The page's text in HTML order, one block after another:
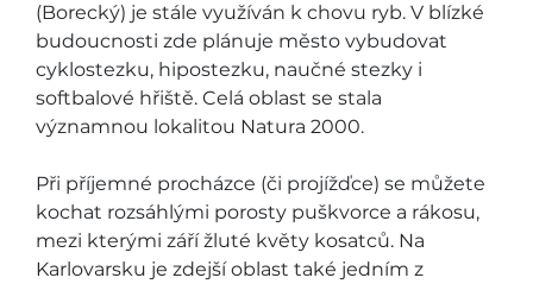
(Borecký) je stále využíván k chovu ryb. V blízké
budoucnosti zde plánuje město vybudovat
cyklostezku, hipostezku, naučné stezky i
softbalové hřiště. Celá oblast se stala
významnou lokalitou Natura 2000.
Při příjemné procházce (či projížďce) se můžete
kochat rozsáhlými porosty puškvorce a rákosu,
mezi kterými září žluté květy kosatců. Na
Karlovarsku je zdejší oblast také jedním z